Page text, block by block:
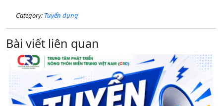
Category: Tuyển dụng
Bài viết liên quan